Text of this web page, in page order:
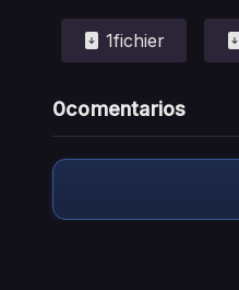
1fichier
0comentarios